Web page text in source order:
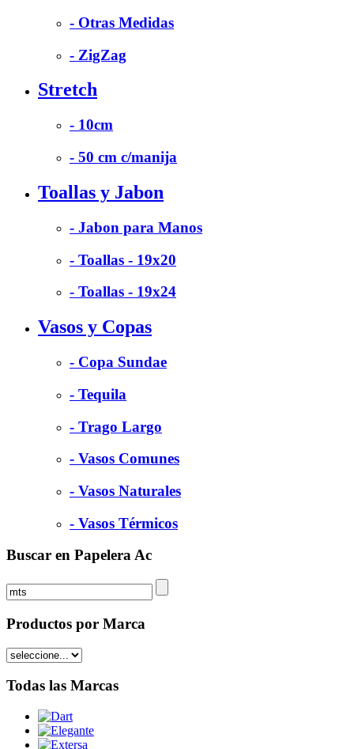
- Otras Medidas
- ZigZag
Stretch
- 10cm
- 50 cm c/manija
Toallas y Jabon
- Jabon para Manos
- Toallas - 19x20
- Toallas - 19x24
Vasos y Copas
- Copa Sundae
- Tequila
- Trago Largo
- Vasos Comunes
- Vasos Naturales
- Vasos Térmicos
Buscar en Papelera Ac
Productos por Marca
Todas las Marcas